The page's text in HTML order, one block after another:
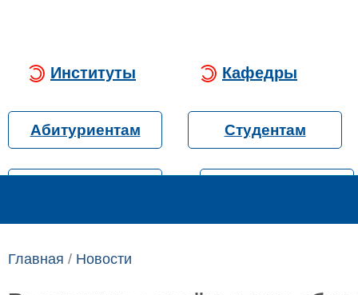
Институты Кафедры
Абитуриентам Студентам
Главная / Новости